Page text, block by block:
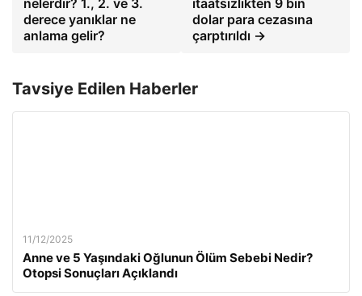
nelerdir? 1., 2. ve 3.
derece yanıklar ne
anlama gelir?
itaatsizlikten 9 bin
dolar para cezasına
çarptırıldı →
Tavsiye Edilen Haberler
11/12/2025
Anne ve 5 Yaşındaki Oğlunun Ölüm Sebebi Nedir?
Otopsi Sonuçları Açıklandı